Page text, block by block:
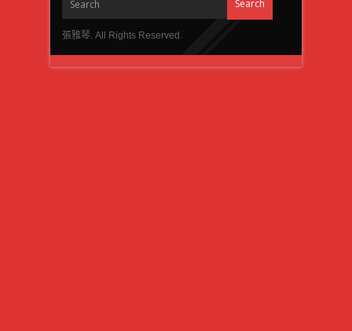
張雅琴. All Rights Reserved.